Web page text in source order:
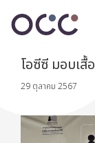
โอซีซี มอบเ
29 ตุลาคม 2567